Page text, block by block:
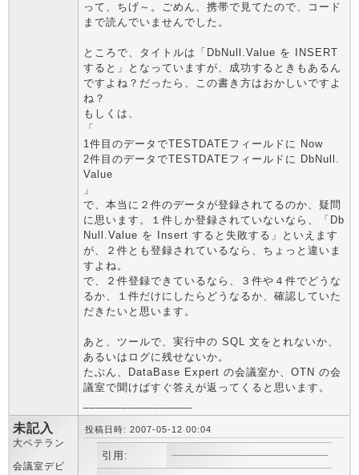
って、ちげ～。ごめん、携帯で見てたので、コード
まで読んでいませんでした。
ところで、タイトルは「DbNull.Value を INSERT
すると」となっていますが、成功するときもあるん
ですよね？だったら、この書き方はおかしいですよ
ね？
もしくは、
「
1件目のデータでTESTDATEフィールドに Now
2件目のデータでTESTDATEフィールドに DbNull.
Value
」
で、本当に２件のデータが登録されてるのか、疑問
に思います。１件しか登録されていないなら、「Db
Null.Value を Insert すると失敗する」といえます
が、２件とも登録されているなら、ちょっと違いま
すよね。
で、２件登録できているなら、３件や４件でどうな
るか、１件だけにしたらどうなるか、確認していた
だきたいと思います。
あと、ツールで、実行中の SQL 文をとれないか、
あるいはログに残せないか。
たぶん、DataBase Expert の会議室か、OTN の会
議室で聞けばすぐ答えが返ってくると思います。
未記入
大ベテラン
会議室デビ
投稿日時: 2007-05-12 00:04
引用: